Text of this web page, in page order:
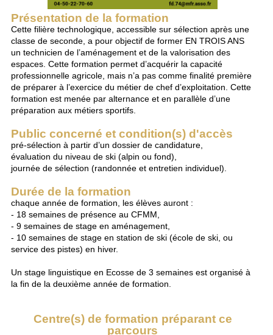
Présentation de la formation
Cette filière technologique, accessible sur sélection après une
classe de seconde, a pour objectif de former EN TROIS ANS
un technicien de l’aménagement et de la valorisation des
espaces. Cette formation permet d’acquérir la capacité
professionnelle agricole, mais n’a pas comme finalité première
de préparer à l’exercice du métier de chef d’exploitation. Cette
formation est menée par alternance et en parallèle d’une
préparation aux métiers sportifs.
Public concerné et condition(s) d'accès
pré-sélection à partir d’un dossier de candidature,
évaluation du niveau de ski (alpin ou fond),
journée de sélection (randonnée et entretien individuel).
Durée de la formation
chaque année de formation, les élèves auront :
- 18 semaines de présence au CFMM,
- 9 semaines de stage en aménagement,
- 10 semaines de stage en station de ski (école de ski, ou
service des pistes) en hiver.
Un stage linguistique en Ecosse de 3 semaines est organisé à
la fin de la deuxième année de formation.
Centre(s) de formation préparant ce
parcours